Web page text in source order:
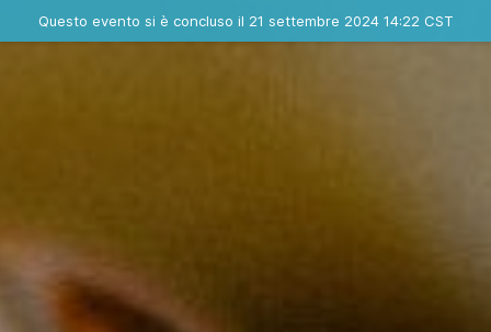
Questo evento si è concluso il 21 settembre 2024 14:22 CST